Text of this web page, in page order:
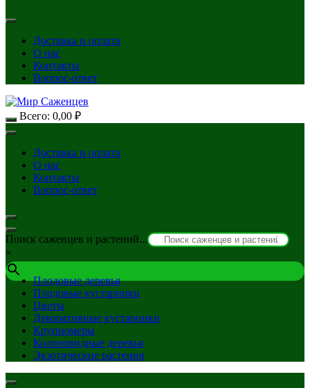
Доставка и оплата
О нас
Контакты
Вопрос-ответ
Всего: 0,00 ₽
Доставка и оплата
О нас
Контакты
Вопрос-ответ
Поиск саженцев и растений...
×
Плодовые деревья
Плодовые кустарники
Цветы
Декоративные кустарники
Крупномеры
Колоновидные деревья
Экзотические растения